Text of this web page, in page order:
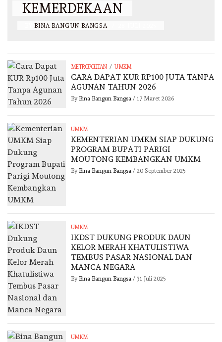
KEMERDEKAAN
BINA BANGUN BANGSA
METROPOLITAN / UMKM
CARA DAPAT KUR RP100 JUTA TANPA
AGUNAN TAHUN 2026
By Bina Bangun Bangsa/ 17 Maret 2026
UMKM
KEMENTERIAN UMKM SIAP DUKUNG
PROGRAM BUPATI PARIGI
MOUTONG KEMBANGKAN UMKM
By Bina Bangun Bangsa/ 20 September 2025
UMKM
IKDST DUKUNG PRODUK DAUN
KELOR MERAH KHATULISTIWA
TEMBUS PASAR NASIONAL DAN
MANCA NEGARA
By Bina Bangun Bangsa/ 31 Juli 2025
UMKM